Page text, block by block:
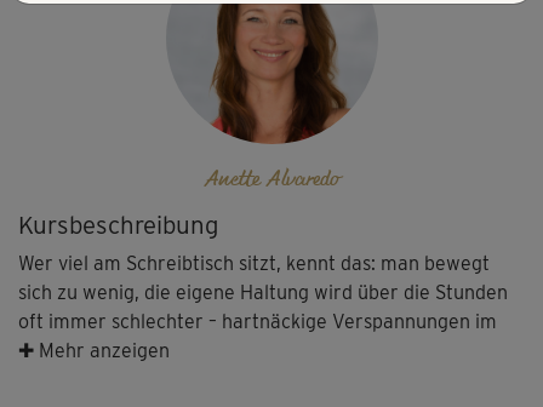
Kursbeschreibung
Wer viel am Schreibtisch sitzt, kennt das: man bewegt
sich zu wenig, die eigene Haltung wird über die Stunden
oft immer schlechter – hartnäckige Verspannungen im
Schulter- und Nackenbereich können die Folge sein.
✚ Mehr anzeigen
Anette Alvaredo